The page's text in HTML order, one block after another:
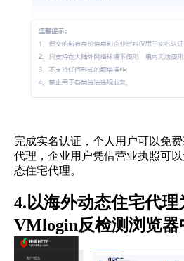
完成实名认证，个人用户可以免
代理，企业用户凭借营业执照可
态住宅代理。
4.以海外动态住宅代
VMlogin反检测浏览器